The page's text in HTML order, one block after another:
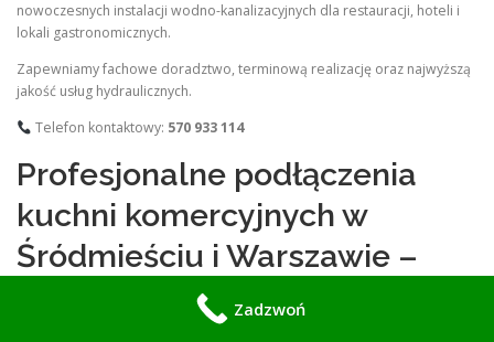
nowoczesnych instalacji wodno-kanalizacyjnych dla restauracji, hoteli i
lokali gastronomicznych.
Zapewniamy fachowe doradztwo, terminową realizację oraz najwyższą
jakość usług hydraulicznych.
Telefon kontaktowy: 570 933 114
Profesjonalne podłączenia
kuchni komercyjnych w
Śródmieściu i Warszawie –
kompleksowe instalacje
Zadzwoń